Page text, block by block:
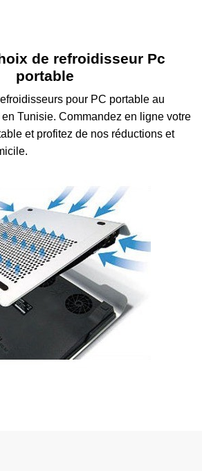
de refroidisseur Pc
portable
pour PC portable au
Tunisie. Commandez en ligne votre
et profitez de nos réductions et